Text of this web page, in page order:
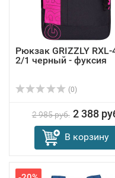
Рюкзак GRIZZLY RXL-
2/1 черный - фуксия
(0)
2 985 руб. 2 388
В корзину